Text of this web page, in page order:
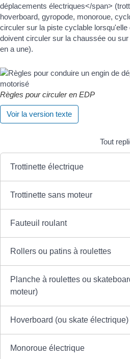
déplacements électriques</span>
hoverboard, gyropode, monoroue,
circuler sur la piste cyclable
doivent circuler sur la chaussée ou
en a une).
Règles pour circuler en EDP
Voir la version texte
Tout
Trottinette électrique
Trottinette sans moteur
Fauteuil roulant
Rollers ou patins à roulettes
Planche à roulettes ou
moteur)
Hoverboard (ou skate électrique)
Monoroue électrique